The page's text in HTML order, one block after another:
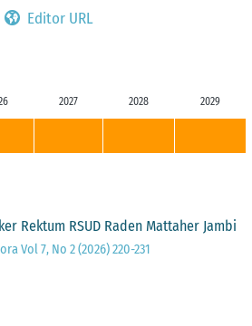
Editor URL
2027 2028 2029
Rektum RSUD Raden Mattaher Jambi
Vol 7, No 2 (2026) 220-231